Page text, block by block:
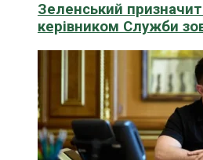
Зеленський
керівником Служби